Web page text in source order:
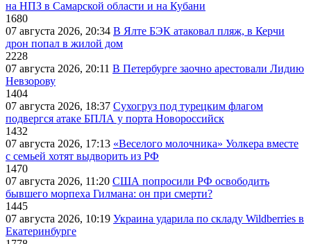
на НПЗ в Самарской области и на Кубани
1680
07 августа 2026, 20:34 В Ялте БЭК атаковал пляж, в Керчи
дрон попал в жилой дом
2228
07 августа 2026, 20:11 В Петербурге заочно арестовали Лидию
Невзорову
1404
07 августа 2026, 18:37 Сухогруз под турецким флагом
подвергся атаке БПЛА у порта Новороссийск
1432
07 августа 2026, 17:13 «Веселого молочника» Уолкера вместе
с семьей хотят выдворить из РФ
1470
07 августа 2026, 11:20 США попросили РФ освободить
бывшего морпеха Гилмана: он при смерти?
1445
07 августа 2026, 10:19 Украина ударила по складу Wildberries в
Екатеринбурге